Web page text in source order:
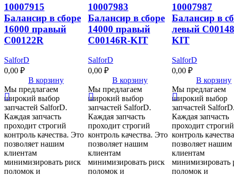
10007915
Балансир в сборе
16000 правый
C00122R
SalforD
0,00 ₽
В корзину
Мы предлагаем
широкий выбор
запчастей SalforD.
Каждая запчасть
проходит строгий
контроль качества. Это
позволяет нашим
клиентам
минимизировать риск
поломок и
10007983
Балансир в сборе
14000 правый
C00146R-KIT
SalforD
0,00 ₽
В корзину
Мы предлагаем
широкий выбор
запчастей SalforD.
Каждая запчасть
проходит строгий
контроль качества. Это
позволяет нашим
клиентам
минимизировать риск
поломок и
10007987
Балансир в
левый
KIT
SalforD
0,00 ₽
В корзину
Мы предлагаем
широкий выбор
запчастей SalforD.
Каждая запчасть
проходит строгий
контроль
позволяет нашим
клиентам
минимизировать
поломок и